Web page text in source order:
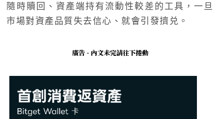
隨時贖回、資產端持有流動性較差的工具，一旦
市場對資產品質失去信心、就會引發擠兑。
廣告 - 內文未完請往下捲動